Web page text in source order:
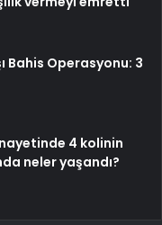
Bahis Operasyonu: 3
4 kolinin
neler yaşandı?